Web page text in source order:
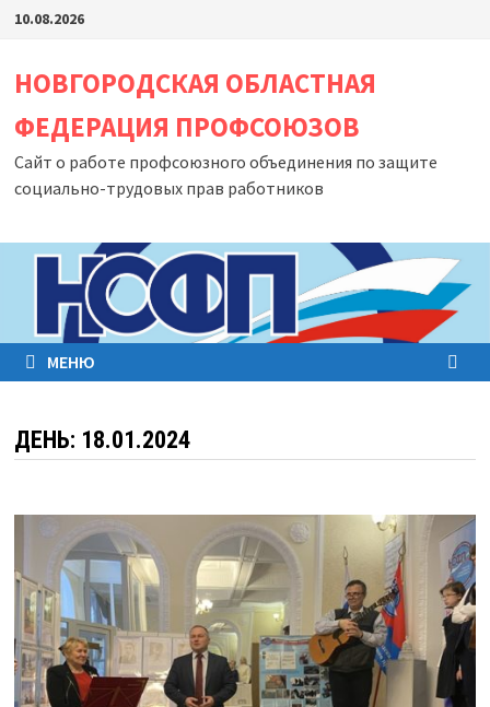
Перейти
содержимому
10.08.2026
НОВГОРОДСКАЯ ОБЛАСТНАЯ
ФЕДЕРАЦИЯ ПРОФСОЮЗОВ
Сайт о работе профсоюзного объединения по защите
социально-трудовых прав работников
МЕНЮ
ДЕНЬ: 18.01.2024